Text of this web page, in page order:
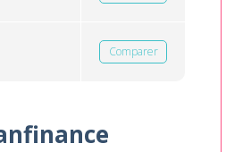
Comparer